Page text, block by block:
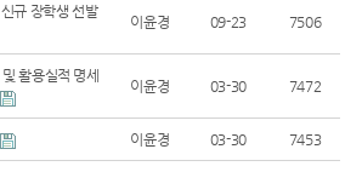
규 장학생 선발
이윤경 09-23 7506
활용실적 명세
이윤경 03-30 7472
이윤경 03-30 7453